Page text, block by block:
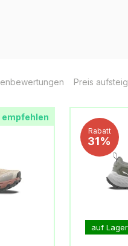
Preis
empfehlen
Rabatt
31%
auf Lager